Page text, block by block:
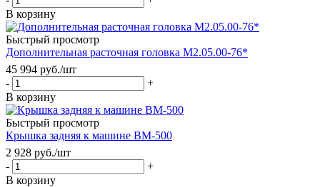
В корзину
Быстрый просмотр
Дополнительная расточная головка М2.05.00-76*
45 994 руб./шт
-
+
В корзину
Быстрый просмотр
Крышка задняя к машине ВМ-500
2 928 руб./шт
-
+
В корзину